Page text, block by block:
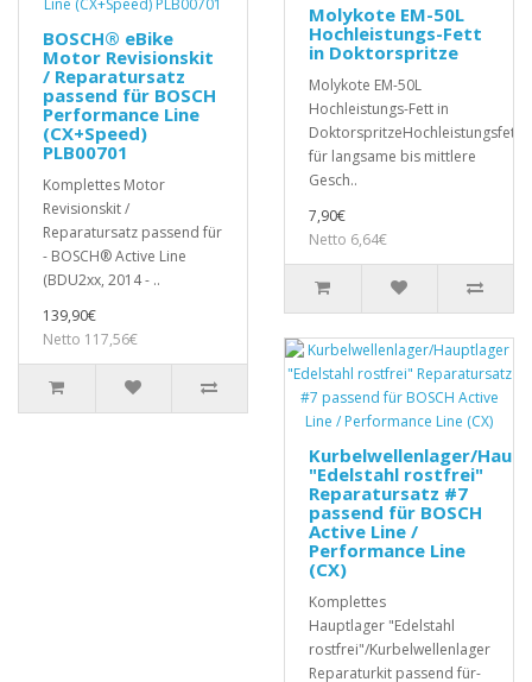
BOSCH® eBike
Motor Revisionskit
/ Reparatursatz
passend für BOSCH
Performance Line
(CX+Speed)
PLB00701
Komplettes Motor
Revisionskit /
Reparatursatz passend für
- BOSCH® Active Line
(BDU2xx, 2014 - ..
139,90€
Netto 117,56€
Molykote EM-50L
Hochleistungs-Fett
in Doktorspritze
Molykote EM-50L
Hochleistungs-Fett in
DoktorspritzeHochleistungsfett
für langsame bis mittlere
Gesch..
7,90€
Netto 6,64€
Kurbelwellenlager/
"Edelstahl rostfrei"
Reparatursatz #7
passend für BOSCH
Active Line /
Performance Line
(CX)
Komplettes
Hauptlager "Edelstahl
rostfrei"/Kurbelwellenlager
Reparaturkit passend für-